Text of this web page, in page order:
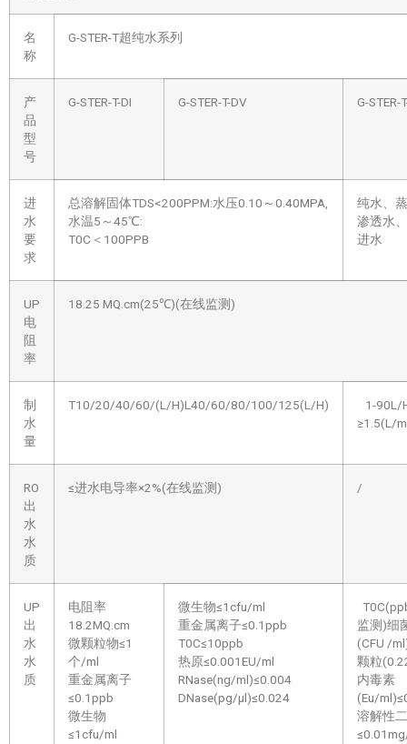
名
称
G-STER-T超纯水系列
产
品
型
号
G-STER-T-DI G-STER-T-DV G-STER-
进
水
要
求
总溶解固体TDS<200PPM:水压0.10～0.40MPA,
水温5～45℃:
T0C＜100PPB
纯水、
渗透水
进水
UP
电
阻
率
18.25 MQ.cm(25℃)(在线监测)
制
水
量
T10/20/40/60/(L/H)L40/60/80/100/125(L/H)
1-90L/
≥1.5(L/
RO
出
水
水
质
≤进水电导率×2%(在线监测) /
UP
出
水
水
质
电阻率
18.2MQ.cm
微颗粒物≤1
个/ml
重金属离子
≤0.1ppb
微生物
≤1cfu/ml
微生物≤1cfu/ml
重金属离子≤0.1ppb
T0C≤10ppb
热原≤0.001EU/ml
RNase(ng/ml)≤0.004
DNase(pg/μl)≤0.024
监测)细
(CFU /
颗粒
内毒素
(Eu/
溶解性